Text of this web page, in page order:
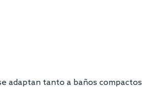
adaptan tanto a baños